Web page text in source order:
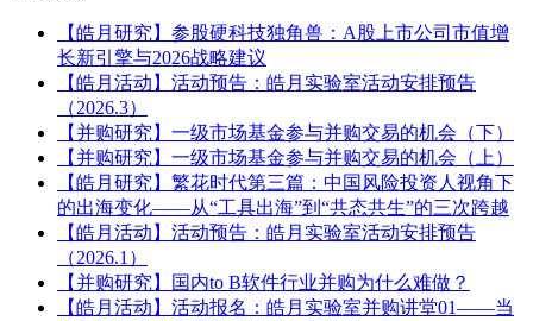
【皓月研究】参股硬科技独角兽：A股上市公司市值增
长新引擎与2026战略建议
【皓月活动】活动预告：皓月实验室活动安排预告
（2026.3）
【并购研究】一级市场基金参与并购交易的机会（下）
【并购研究】一级市场基金参与并购交易的机会（上）
【皓月研究】繁花时代第三篇：中国风险投资人视角下
的出海变化——从“工具出海”到“共态共生”的三次跨越
【皓月活动】活动预告：皓月实验室活动安排预告
（2026.1）
【并购研究】国内to B软件行业并购为什么难做？
【皓月活动】活动报名：皓月实验室并购讲堂01——当